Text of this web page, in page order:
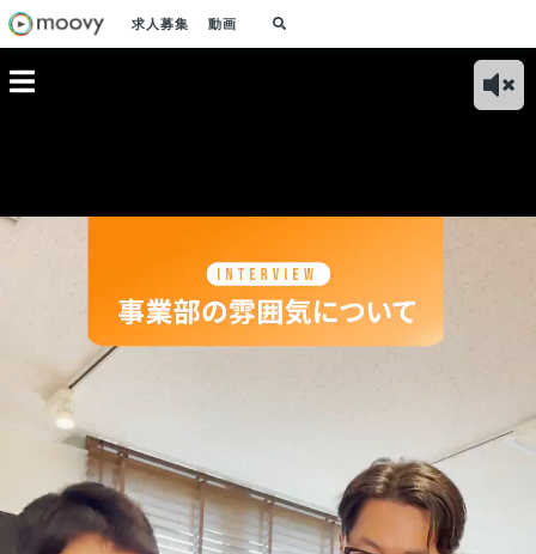
求人募集 動画
システムエンジニア
チームが語る！チー
ム紹介と業務内容に
ついて
リ)